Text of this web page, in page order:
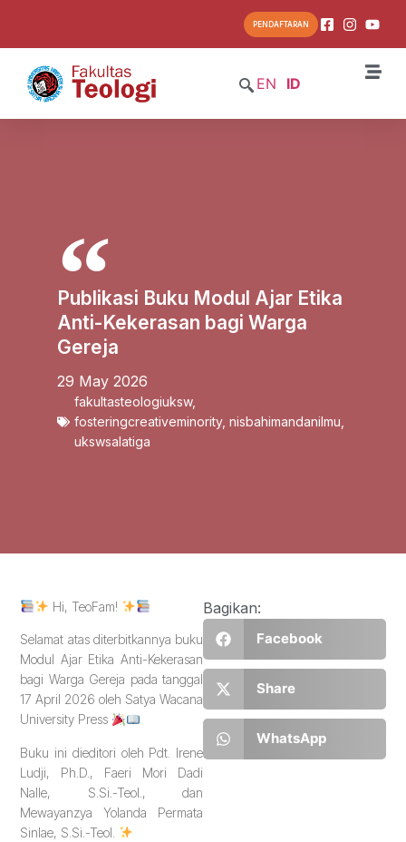
PENDAFTARAN
EN ID
Publikasi Buku Modul Ajar Etika
Anti-Kekerasan bagi Warga
Gereja
29 May 2026
fakultasteologiuksw,
fosteringcreativeminority, nisbahimandanilmu
ukswsalatiga
Hi, TeoFam!
Selamat atas diterbitkannya buku
Modul Ajar Etika Anti-Kekerasan
bagi Warga Gereja pada tanggal
17 April 2026 oleh Satya Wacana
University Press
Buku ini dieditori oleh Pdt. Irene
Ludji, Ph.D., Faeri Mori Dadi
Nalle, S.Si.-Teol., dan
Mewayanzya Yolanda Permata
Sinlae, S.Si.-Teol.
Bagikan:
Facebook
Share
WhatsApp